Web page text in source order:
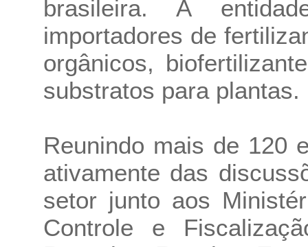
brasileira. A
importadores de
orgânicos,
substratos para plantas.
Reunindo mais de 120
ativamente das
setor junto aos
Controle e